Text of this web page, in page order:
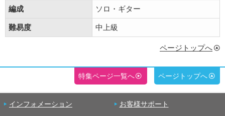
編成 ソロ・ギター
難易度 中上級
ページトップへ
特集ページ一覧へ ページトップへ
インフォメーション お客様サポート